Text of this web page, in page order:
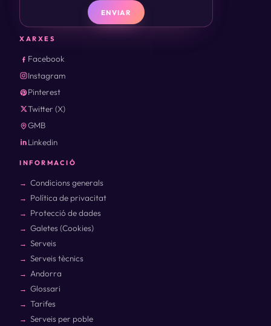
ENVIAR
XARXES
Facebook
Instagram
Pinterest
Twitter (X)
GMB
Linkedin
INFORMACIÓ
Condicions generals
Política de privacitat
Protecció de dades
Galetes (Cookies)
Serveis
Serveis tècnics
Andorra
Glossari
Tarifes
Serveis per poble